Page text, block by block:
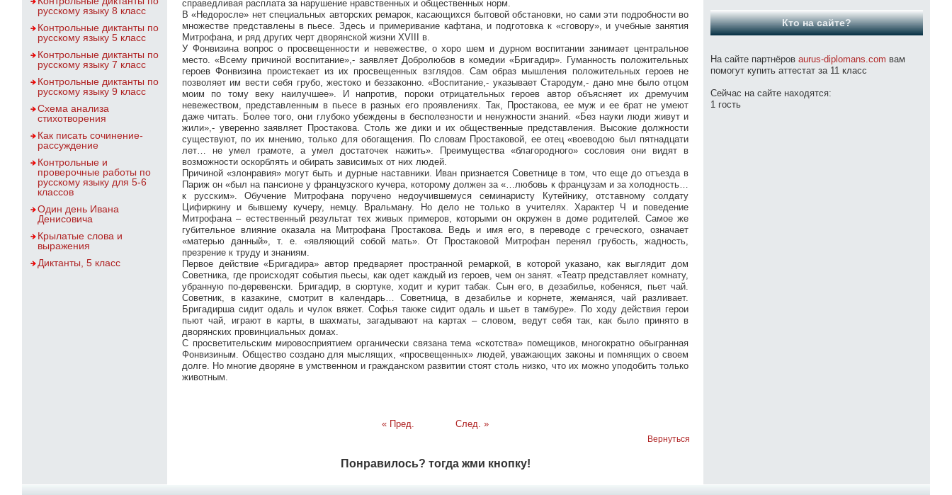
русскому языку 8 класс
Контрольные диктанты по
русскому языку 5 класс
Контрольные диктанты по
русскому языку 7 класс
Контрольные диктанты по
русскому языку 9 класс
Схема анализа
стихотворения
Как писать сочинение-
рассуждение
Контрольные и
проверочные работы по
русскому языку для 5-6
классов
Один день Ивана
Денисовича
Крылатые слова и
выражения
Диктанты, 5 класс
справедливая расплата за нарушение нравственных и общественных норм.
В «Недоросле» нет специальных авторских ремарок, касающихся бытовой обстановки, но сами эти подробности во
множестве представлены в пьесе. Здесь и примеривание кафтана, и подготовка к «сговору», и учебные занятия
Митрофана, и ряд других черт дворянской жизни XVIII в.
У Фонвизина вопрос о просвещенности и невежестве, о хоро шем и дурном воспитании занимает центральное
место. «Всему причиной воспитание»,- заявляет Добролюбов в комедии «Бригадир». Гуманность положительных
героев Фонвизина проистекает из их просвещенных взглядов. Сам образ мышления положительных героев не
позволяет им вести себя грубо, жестоко и беззаконно. «Воспитание,- указывает Стародум,- дано мне было отцом
моим по тому веку наилучшее». И напротив, пороки отрицательных героев автор объясняет их дремучим
невежеством, представленным в пьесе в разных его проявлениях. Так, Простакова, ее муж и ее брат не умеют
даже читать. Более того, они глубоко убеждены в бесполезности и ненужности знаний. «Без науки люди живут и
жили»,- уверенно заявляет Простакова. Столь же дики и их общественные представления. Высокие должности
существуют, по их мнению, только для обогащения. По словам Простаковой, ее отец «воеводою был пятнадцати
лет… не умел грамоте, а умел достаточек нажить». Преимущества «благородного» сословия они видят в
возможности оскорблять и обирать зависимых от них людей.
Причиной «злонравия» могут быть и дурные наставники. Иван признается Советнице в том, что еще до отъезда в
Париж он «был на пансионе у французского кучера, которому должен за «…любовь к французам и за холодность…
к русским». Обучение Митрофана поручено недоучившемуся семинаристу Кутейнику, отставному солдату
Цифиркину и бывшему кучеру, немцу. Вральману. Но дело не только в учителях. Характер Ч и поведение
Митрофана – естественный результат тех живых примеров, которыми он окружен в доме родителей. Самое же
губительное влияние оказала на Митрофана Простакова. Ведь и имя его, в переводе с греческого, означает
«матерью данный», т. е. «являющий собой мать». От Простаковой Митрофан перенял грубость, жадность,
презрение к труду и знаниям.
Первое действие «Бригадира» автор предваряет пространной ремаркой, в которой указано, как выглядит дом
Советника, где происходят события пьесы, как одет каждый из героев, чем он занят. «Театр представляет комнату,
убранную по-деревенски. Бригадир, в сюртуке, ходит и курит табак. Сын его, в дезабилье, кобеняся, пьет чай.
Советник, в казакине, смотрит в календарь… Советница, в дезабилье и корнете, жеманяся, чай разливает.
Бригадирша сидит одаль и чулок вяжет. Софья также сидит одаль и шьет в тамбуре». По ходу действия герои
пьют чай, играют в карты, в шахматы, загадывают на картах – словом, ведут себя так, как было принято в
дворянских провинциальных домах.
С просветительским мировосприятием органически связана тема «скотства» помещиков, многократно обыгранная
Фонвизиным. Общество создано для мыслящих, «просвещенных» людей, уважающих законы и помнящих о своем
долге. Но многие дворяне в умственном и гражданском развитии стоят столь низко, что их можно уподобить только
животным.
« Пред. След. »
Вернуться
Понравилось? тогда жми кнопку!
Кто на сайте?
На сайте партнёров aurus-diplomans.com вам
помогут купить аттестат за 11 класс
Сейчас на сайте находятся:
1 гость